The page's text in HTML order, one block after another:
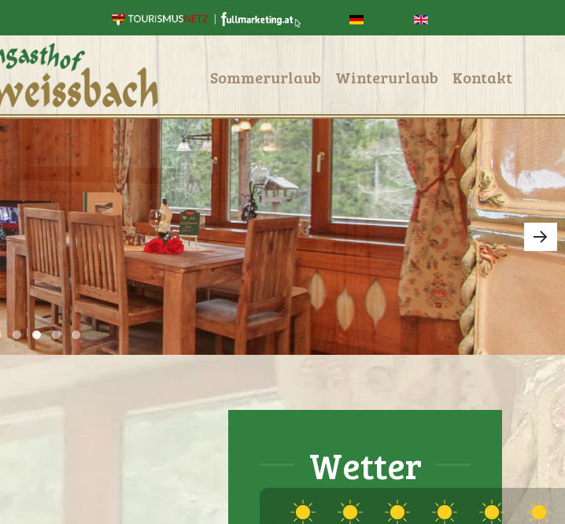
|
Sommerurlaub Winterurlaub Kontakt
Alpengasthof in Tirol
Ferienwohnungen in Waidring
Ferienwohnungen im Pillerseetak
Alpengasthof Waidring 001
Alpengasthof Waidring 015
Wetter